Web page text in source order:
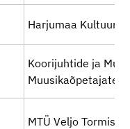
Harjumaa
Koorijuhtide ja
Muusikaõpetajate
MTÜ Veljo Tormise